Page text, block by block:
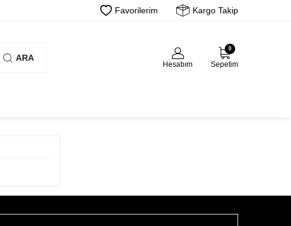
Favorilerim Kargo Takip
ARA
Hesabım
0
Sepetim